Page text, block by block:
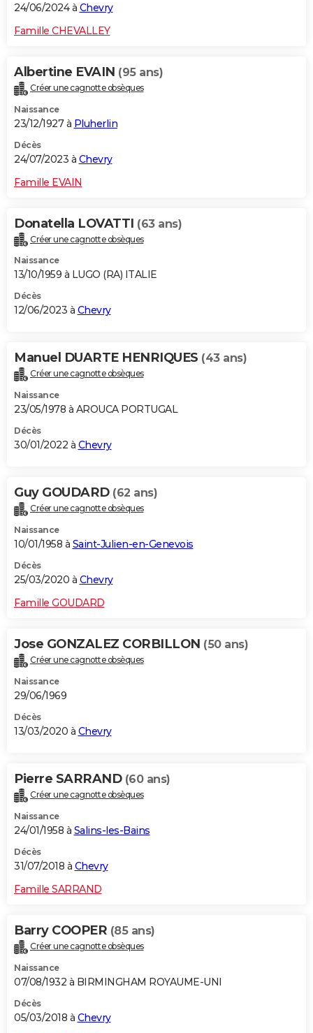
24/06/2024 à Chevry
Famille CHEVALLEY
Albertine EVAIN (95 ans)
Créer une cagnotte obsèques
Naissance
23/12/1927 à Pluherlin
Décès
24/07/2023 à Chevry
Famille EVAIN
Donatella LOVATTI (63 ans)
Créer une cagnotte obsèques
Naissance
13/10/1959 à LUGO (RA) ITALIE
Décès
12/06/2023 à Chevry
Manuel DUARTE HENRIQUES (43 ans)
Créer une cagnotte obsèques
Naissance
23/05/1978 à AROUCA PORTUGAL
Décès
30/01/2022 à Chevry
Guy GOUDARD (62 ans)
Créer une cagnotte obsèques
Naissance
10/01/1958 à Saint-Julien-en-Genevois
Décès
25/03/2020 à Chevry
Famille GOUDARD
Jose GONZALEZ CORBILLON (50 ans)
Créer une cagnotte obsèques
Naissance
29/06/1969
Décès
13/03/2020 à Chevry
Pierre SARRAND (60 ans)
Créer une cagnotte obsèques
Naissance
24/01/1958 à Salins-les-Bains
Décès
31/07/2018 à Chevry
Famille SARRAND
Barry COOPER (85 ans)
Créer une cagnotte obsèques
Naissance
07/08/1932 à BIRMINGHAM ROYAUME-UNI
Décès
05/03/2018 à Chevry